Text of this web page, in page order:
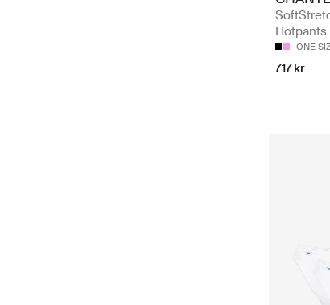
Hotpants
ONE
717 kr